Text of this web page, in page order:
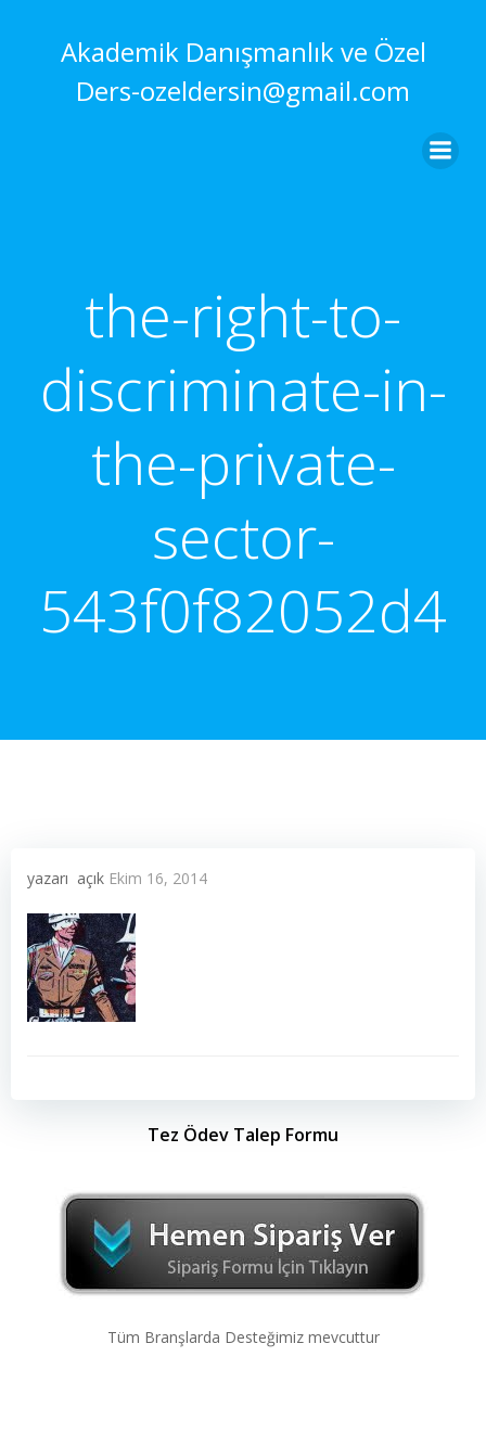
Akademik Danışmanlık ve Özel
Ders-ozeldersin@gmail.com
the-right-to-
discriminate-in-
the-private-
sector-
543f0f82052d4
yazarı açık Ekim 16, 2014
Tez Ödev Talep Formu
Tüm Branşlarda Desteğimiz mevcuttur